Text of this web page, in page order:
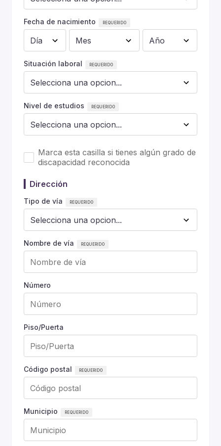
Fecha de nacimiento
Situación laboral
Nivel de estudios
Marca esta casilla si tienes algún grado de
discapacidad reconocida
Dirección
Tipo de vía
Nombre de vía
Número
Piso/Puerta
Código postal
Municipio